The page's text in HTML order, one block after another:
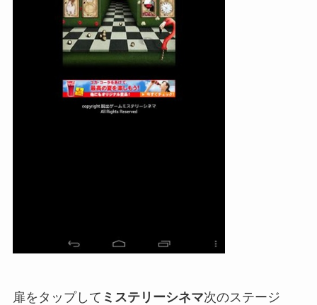
扉をタップして ミステリーシネマ次のステージ